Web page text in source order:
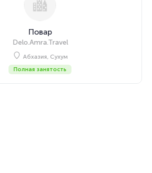
Повар
Delo.Amra.Travel
Абхазия, Сухум
Полная занятость